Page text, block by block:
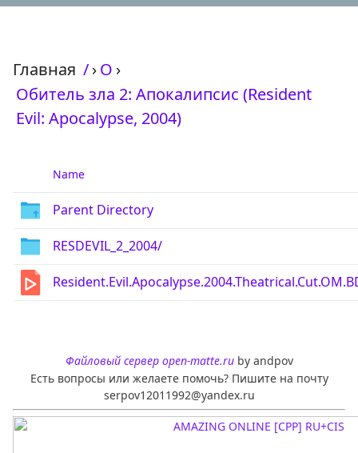
Главная /›О ›
Обитель зла 2: Апокалипсис (Resident
Evil: Apocalypse, 2004)
Name
Parent Directory
RESDEVIL_2_2004/
Файловый сервер open-matte.ruby andpov
Есть вопросы или желаете помочь? Пишите на почту
serpov12011992@yandex.ru